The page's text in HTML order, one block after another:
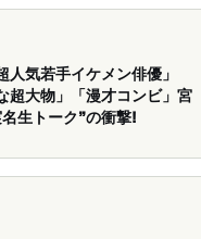
人気若手イケメン俳優」
超大物」「漫才コンビ」宮
生トーク”の衝撃!